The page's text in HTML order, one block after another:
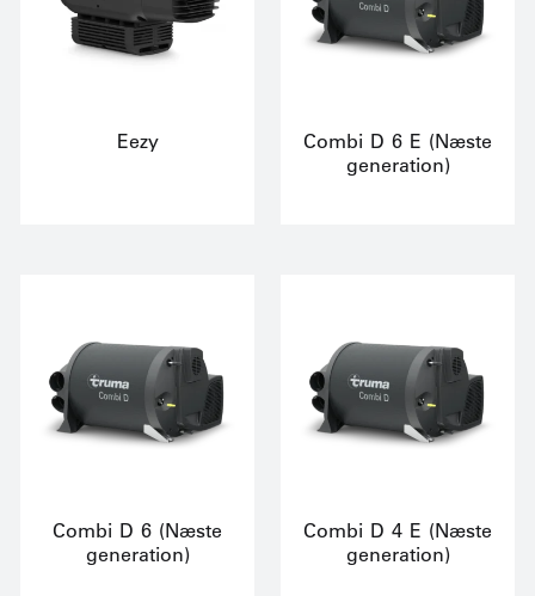
Eezy
Combi D 6 E (Næste
generation)
Combi D 6 (Næste
generation)
Combi D 4 E (Næste
generation)